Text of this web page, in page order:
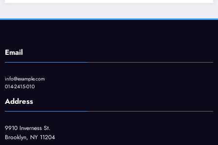
Email
info@example.com
014-2415-010
Address
9910 Inverness St.